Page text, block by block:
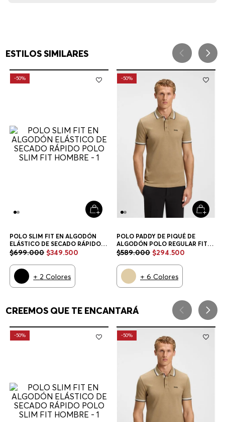
ESTILOS SIMILARES
-50%
POLO SLIM FIT EN ALGODÓN
ELÁSTICO DE SECADO RÁPIDO
POLO SLIM FIT HOMBRE
$699.000 $349.500
+ 2 Colores
-50%
POLO PADDY DE PIQUÉ DE
ALGODÓN POLO REGULAR FIT
HOMBRE
$589.000 $294.500
+ 6 Colores
CREEMOS QUE TE ENCANTARÁ
-50% -50%